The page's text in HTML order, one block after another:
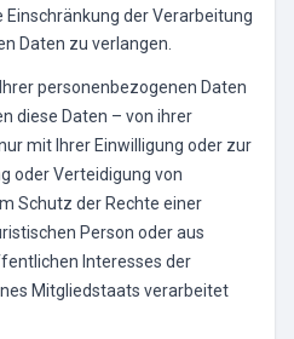
Einschränkung der Verarbeitung
Daten zu verlangen.
personenbezogenen Daten
diese Daten – von ihrer
mit Ihrer Einwilligung oder zur
oder Verteidigung von
Schutz der Rechte einer
Person oder aus
Interesses der
Mitgliedstaats verarbeitet